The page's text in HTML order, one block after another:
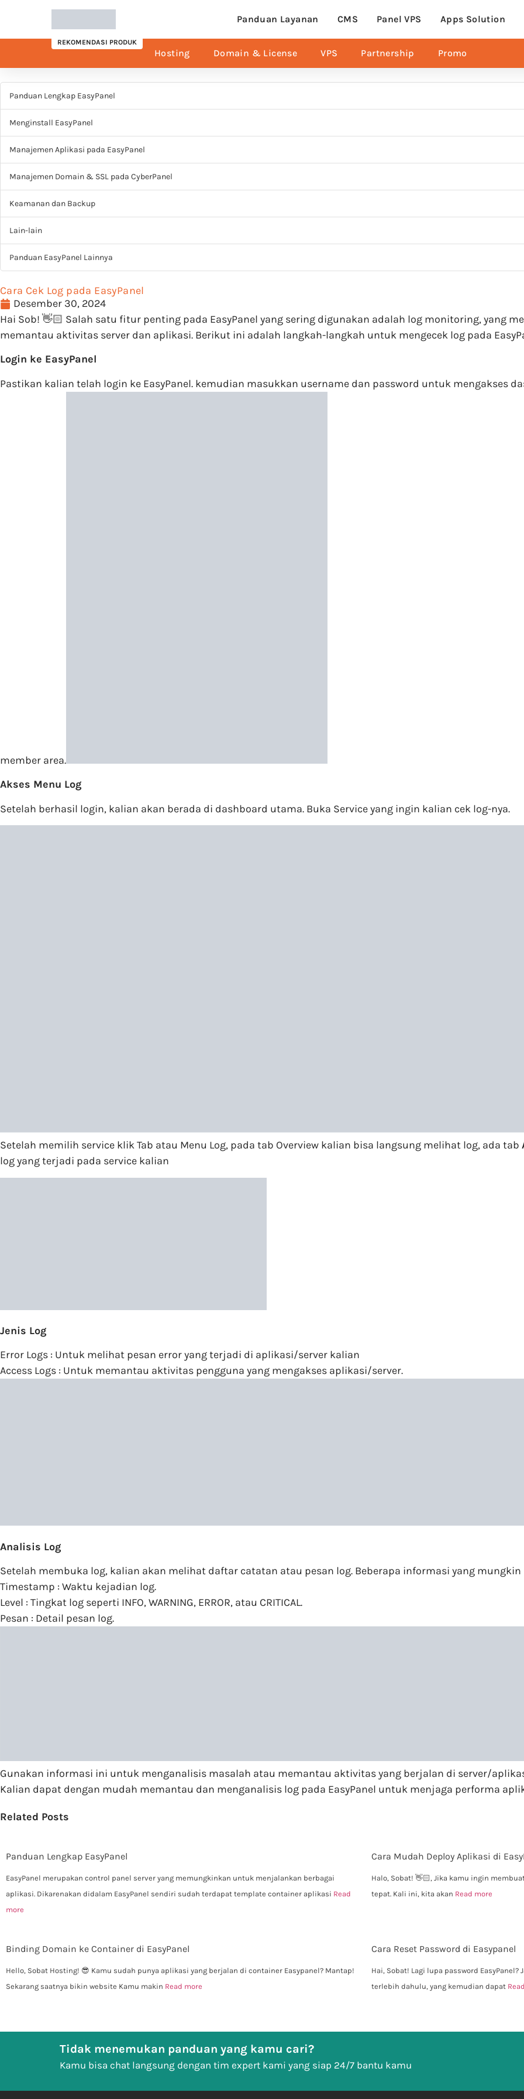
Panduan Layanan CMS Panel VPS Apps Solution
REKOMENDASI PRODUK
Hosting Domain & License VPS Partnership Promo
Panduan Lengkap EasyPanel
Menginstall EasyPanel
Manajemen Aplikasi pada EasyPanel
Manajemen Domain & SSL pada CyberPanel
Keamanan dan Backup
Lain-lain
Panduan EasyPanel Lainnya
Cara Cek Log pada EasyPanel
Desember 30, 2024
Hai Sob! 👋🏻 Salah satu fitur penting pada EasyPanel yang sering digunakan adalah log monitoring, yang
memantau aktivitas server dan aplikasi. Berikut ini adalah langkah-langkah untuk mengecek log pada
Login ke EasyPanel
Pastikan kalian telah login ke EasyPanel. kemudian masukkan username dan password untuk mengakses
member area.
Akses Menu Log
Setelah berhasil login, kalian akan berada di dashboard utama. Buka Service yang ingin kalian cek log-nya.
Setelah memilih service klik Tab atau Menu Log, pada tab Overview kalian bisa langsung melihat log, ada tab
log yang terjadi pada service kalian
Jenis Log
Error Logs : Untuk melihat pesan error yang terjadi di aplikasi/server kalian
Access Logs : Untuk memantau aktivitas pengguna yang mengakses aplikasi/server.
Analisis Log
Setelah membuka log, kalian akan melihat daftar catatan atau pesan log. Beberapa informasi yang
Timestamp : Waktu kejadian log.
Level : Tingkat log seperti INFO, WARNING, ERROR, atau CRITICAL.
Pesan : Detail pesan log.
Gunakan informasi ini untuk menganalisis masalah atau memantau aktivitas yang berjalan di server/
Kalian dapat dengan mudah memantau dan menganalisis log pada EasyPanel untuk menjaga performa
Related Posts
Panduan Lengkap EasyPanel
EasyPanel merupakan control panel server yang memungkinkan untuk menjalankan berbagai
aplikasi. Dikarenakan didalam EasyPanel sendiri sudah terdapat template container aplikasi Read
more
Cara Mudah Deploy Aplikasi di
Halo, Sobat! 👋🏻, Jika kamu ingin
tepat. Kali ini, kita akan Read more
Binding Domain ke Container di EasyPanel
Hello, Sobat Hosting! 😎 Kamu sudah punya aplikasi yang berjalan di container Easypanel? Mantap!
Sekarang saatnya bikin website Kamu makin Read more
Cara Reset Password di Easypanel
Hai, Sobat! Lagi lupa password
terlebih dahulu, yang kemudian dapat
Tidak menemukan panduan yang kamu cari?
Kamu bisa chat langsung dengan tim expert kami yang siap 24/7 bantu kamu